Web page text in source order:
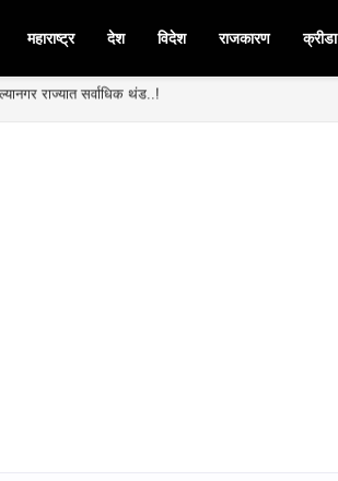
महाराष्ट्र देश विदेश राजकारण क्रीडा
बँकेच्या चेअरमनपदी माजी आ. चंद्रशेखर घुले पाटील बिनविरोध